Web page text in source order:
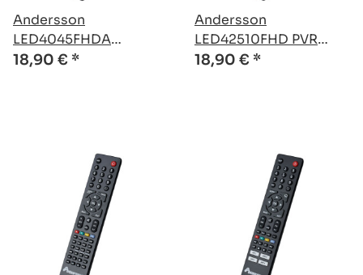
Andersson
LED4045FHDA
kompatible Ersatz
18,90 € *
Andersson
LED42510FHD PVR
kompatible Ersatz
18,90 € *